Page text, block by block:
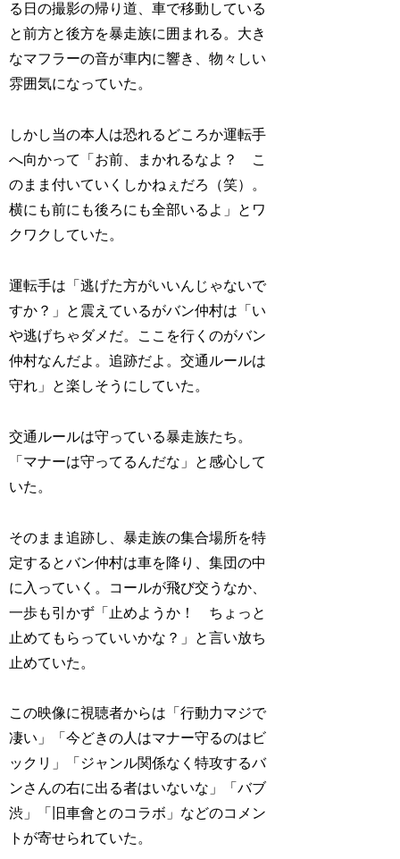
る日の撮影の帰り道、車で移動している
と前方と後方を暴走族に囲まれる。大き
なマフラーの音が車内に響き、物々しい
雰囲気になっていた。
しかし当の本人は恐れるどころか運転手
へ向かって「お前、まかれるなよ？ こ
のまま付いていくしかねぇだろ（笑）。
横にも前にも後ろにも全部いるよ」とワ
クワクしていた。
運転手は「逃げた方がいいんじゃないで
すか？」と震えているがバン仲村は「い
や逃げちゃダメだ。ここを行くのがバン
仲村なんだよ。追跡だよ。交通ルールは
守れ」と楽しそうにしていた。
交通ルールは守っている暴走族たち。
「マナーは守ってるんだな」と感心して
いた。
そのまま追跡し、暴走族の集合場所を特
定するとバン仲村は車を降り、集団の中
に入っていく。コールが飛び交うなか、
一歩も引かず「止めようか！ ちょっと
止めてもらっていいかな？」と言い放ち
止めていた。
この映像に視聴者からは「行動力マジで
凄い」「今どきの人はマナー守るのはビ
ックリ」「ジャンル関係なく特攻するバ
ンさんの右に出る者はいないな」「バブ
渋」「旧車會とのコラボ」などのコメン
トが寄せられていた。